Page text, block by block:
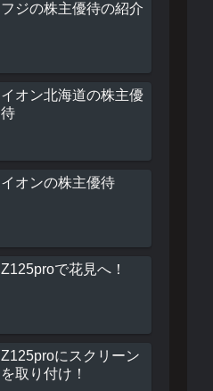
フジの株主優待の紹介
イオン北海道の株主優
待
イオンの株主優待
Z125proで花見へ！
Z125proにスクリーン
を取り付け！